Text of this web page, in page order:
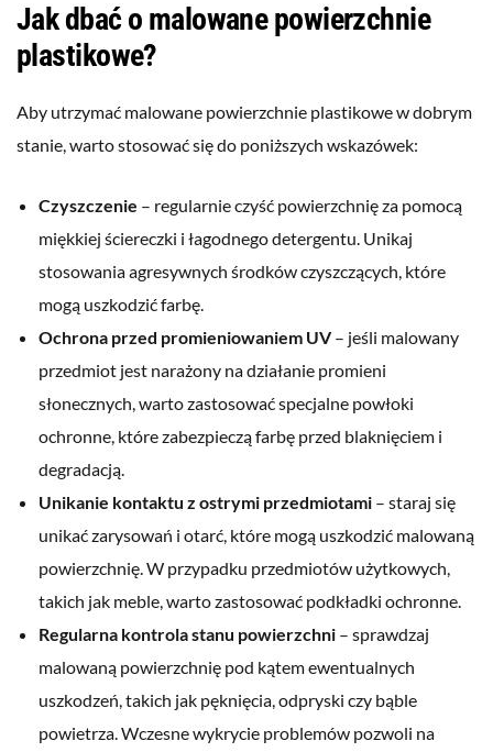
Jak dbać o malowane powierzchnie
plastikowe?
Aby utrzymać malowane powierzchnie plastikowe w dobrym
stanie, warto stosować się do poniższych wskazówek:
Czyszczenie – regularnie czyść powierzchnię za pomocą
miękkiej ściereczki i łagodnego detergentu. Unikaj
stosowania agresywnych środków czyszczących, które
mogą uszkodzić farbę.
Ochrona przed promieniowaniem UV– jeśli malowany
przedmiot jest narażony na działanie promieni
słonecznych, warto zastosować specjalne powłoki
ochronne, które zabezpieczą farbę przed blaknięciem i
degradacją.
Unikanie kontaktu z ostrymi przedmiotami – staraj się
unikać zarysowań i otarć, które mogą uszkodzić malowaną
powierzchnię. W przypadku przedmiotów użytkowych,
takich jak meble, warto zastosować podkładki ochronne.
Regularna kontrola stanu powierzchni – sprawdzaj
malowaną powierzchnię pod kątem ewentualnych
uszkodzeń, takich jak pęknięcia, odpryski czy bąble
powietrza. Wczesne wykrycie problemów pozwoli na